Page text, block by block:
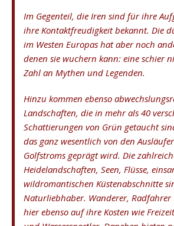
Im Gegenteil, die Iren sind für ihre
ihre Kontaktfreudigkeit bekannt. Die
im Westen Europas hat aber noch
denen sie wuchern kann: eine schier
Zahl an Mythen und Legenden.
Hinzu kommen ebenso
Landschaften, die in mehr als 40
Schattierungen von Grün getaucht
das ganz wesentlich von den
Golfstroms geprägt wird. Die
Heidelandschaften, Seen, Flüsse,
wildromantischen Küstenabschnitte
Naturliebhaber. Wanderer, Radfahrer
hier ebenso auf ihre Kosten wie